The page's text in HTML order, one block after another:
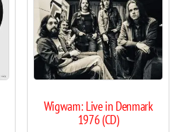
Wigwam: Live in Denmark
1976 (CD)